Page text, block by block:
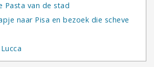
Pasta van de stad
naar Pisa en bezoek die scheve